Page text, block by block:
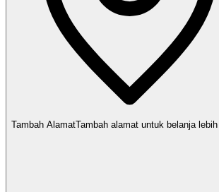
Tambah AlamatTambah alamat untuk belanja